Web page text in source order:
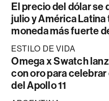
El precio del dólar se
julio y América Latina
moneda más fuerte
ESTILO DE VIDA
Omega x Swatch
con oro para celebrar
del Apollo 11